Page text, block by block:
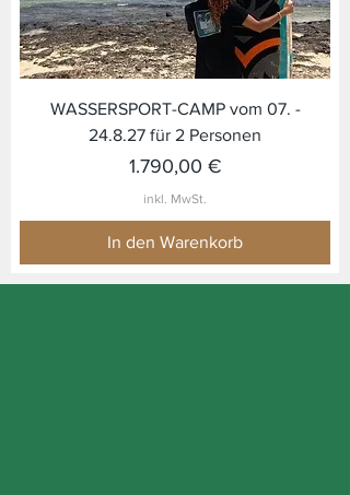
WASSERSPORT-CAMP vom 07. -
24.8.27 für 2 Personen
Preis
1.790,00 €
inkl. MwSt.
In den Warenkorb